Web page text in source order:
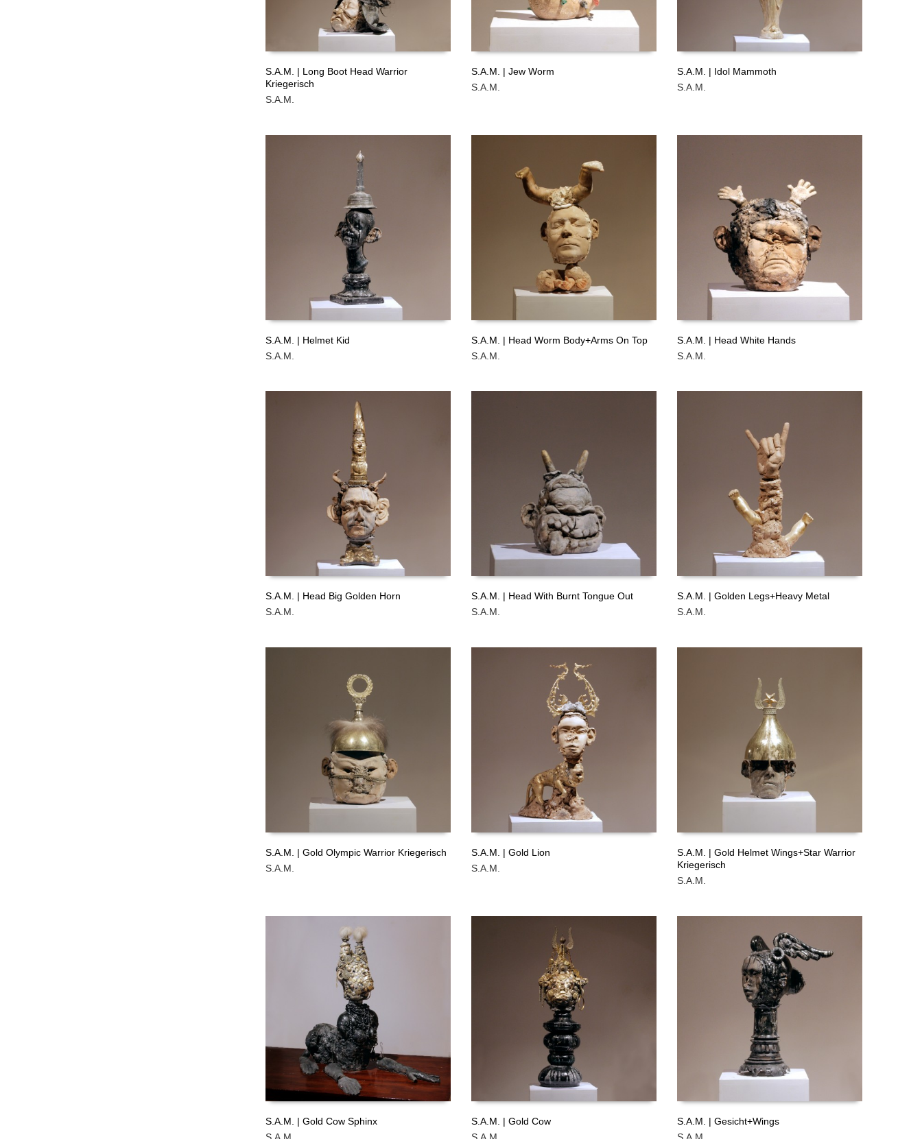
LEER MÁS
S.A.M. | Long Boot Head Warrior
Kriegerisch
S.A.M.
LEER MÁS
S.A.M. | Jew Worm
S.A.M.
LEER MÁS
S.A.M. | Idol Mammoth
S.A.M.
LEER MÁS
S.A.M. | Helmet Kid
S.A.M.
LEER MÁS
S.A.M. | Head Worm Body+Arms On Top
S.A.M.
LEER MÁS
S.A.M. | Head White Hands
S.A.M.
LEER MÁS
S.A.M. | Head Big Golden Horn
S.A.M.
LEER MÁS
S.A.M. | Head With Burnt Tongue Out
S.A.M.
LEER MÁS
S.A.M. | Golden Legs+Heavy Metal
S.A.M.
LEER MÁS
S.A.M. | Gold Olympic Warrior Kriegerisch
S.A.M.
LEER MÁS
S.A.M. | Gold Lion
S.A.M.
S.A.M. | Gold Helmet Wings+Star Warrior
Kriegerisch
S.A.M.
S.A.M. | Gold Cow Sphinx
S.A.M. | Gold Cow
S.A.M. | Gesicht+Wings